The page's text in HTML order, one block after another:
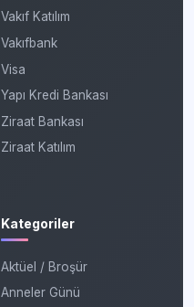
Vakıf Katılım
Vakıfbank
Visa
Yapı Kredi Bankası
Ziraat Bankası
Ziraat Katılım
Kategoriler
Aktüel / Broşür
Anneler Günü